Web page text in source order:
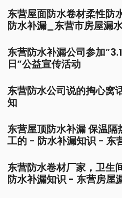
东营屋面防水卷材柔性防
防水补漏_东营市房屋漏
东营防水补漏公司参加
日”公益宣传活动
东营防水公司说的掏心窝
知
东营屋顶防水补漏 保温
工的 - 防水补漏知识 - 东
东营防水卷材厂家，卫生
防水补漏知识 - 东营房屋